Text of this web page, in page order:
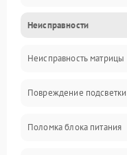
Неисправность
Прочие неисправности
Неисправность звука
Механические
Неисправности
Неисправность матрицы
Повреждение подсветки
Поломка блока питания